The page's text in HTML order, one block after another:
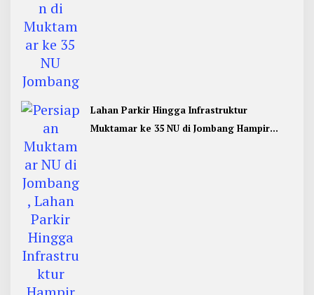
Lahan Parkir Hingga Infrastruktur
Muktamar ke 35 NU di Jombang Hampir